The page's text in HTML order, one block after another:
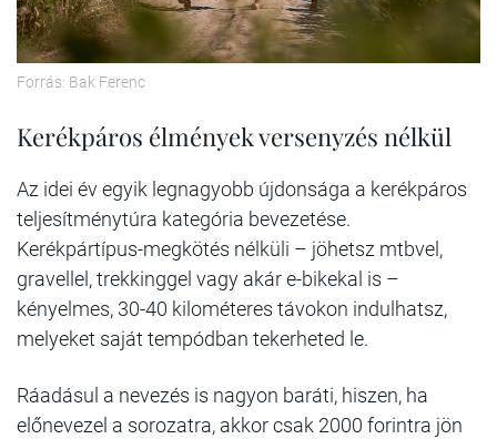
Forrás: Bak Ferenc
Kerékpáros élmények versenyzés nélkül
Az idei év egyik legnagyobb újdonsága a kerékpáros
teljesítménytúra kategória bevezetése.
Kerékpártípus-megkötés nélküli – jöhetsz mtbvel,
gravellel, trekkinggel vagy akár e-bikekal is –
kényelmes, 30-40 kilométeres távokon indulhatsz,
melyeket saját tempódban tekerheted le.
Ráadásul a nevezés is nagyon baráti, hiszen, ha
előnevezel a sorozatra, akkor csak 2000 forintra jön